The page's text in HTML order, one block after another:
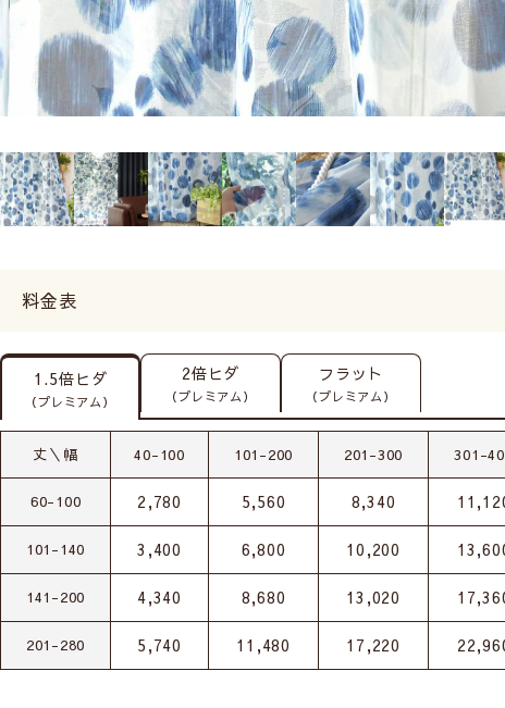
料金表
1.5倍ヒダ
（プレミアム）
2倍ヒダ
（プレミアム）
フラット
（プレミアム）
丈＼幅 40-100 101-200 201-300 301-
60-100 2,780 5,560 8,340
101-140 3,400 6,800 10,200
141-200 4,340 8,680 13,020
201-280 5,740 11,480 17,220